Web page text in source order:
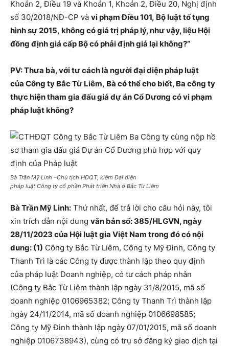
Khoản 2, Điều 19 và Khoản 1, Khoản 2, Điều 20, Nghị định
số 30/2018/NĐ-CP và vi phạm Điều 101, Bộ luật tố tụng
hình sự 2015, không có giá trị pháp lý, như vậy, liệu Hội
đồng định giá cấp Bộ có phải định giá lại không?”
PV: Thưa bà, với tư cách là người đại diện pháp luật
của Công ty Bắc Từ Liêm, Bà có thể cho biết, Ba công ty
thực hiện tham gia đấu giá dự án Cổ Dương có vi phạm
pháp luật không?
Bà Trần Mỹ Linh –Chủ tịch HĐQT, kiêm Đại điện
pháp luật Công ty cổ phần Phát triển Nhà ở Bắc Từ Liêm
Bà Trần Mỹ Linh: Thứ nhất, để trả lời cho câu hỏi này, tôi
xin trích dẫn nội dung văn bản số: 385/HLGVN, ngày
28/11/2023 của Hội luật gia Việt Nam trong đó có nội
dung: (1) Công ty Bắc Từ Liêm, Công ty Mỹ Đình, Công ty
Thanh Trì là các Công ty được thành lập theo quy định
của pháp luật Doanh nghiệp, có tư cách pháp nhân
(Công ty Bắc Từ Liêm thành lập ngày 31/8/2015, mã số
doanh nghiệp 0106965382; Công ty Thanh Trì thành lập
ngày 24/11/2014, mã số doanh nghiệp 0106698585;
Công ty Mỹ Đình thành lập ngày 07/01/2015, mã số doanh
nghiệp 0106738943), cùng có trụ sở đăng ký giao dịch tại